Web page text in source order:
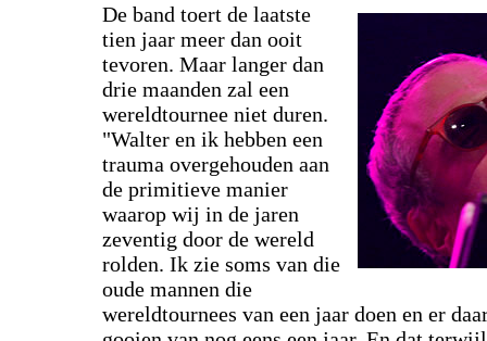
De band toert de laatste
tien jaar meer dan ooit
tevoren. Maar langer dan
drie maanden zal een
wereldtournee niet duren.
"Walter en ik hebben een
trauma overgehouden aan
de primitieve manier
waarop wij in de jaren
zeventig door de wereld
rolden. Ik zie soms van die
oude mannen die
wereldtournees van een jaar doen en er